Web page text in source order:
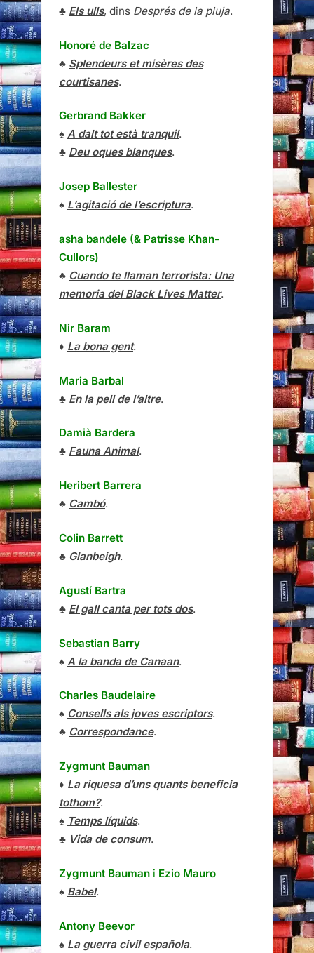
♣ Els ulls, dins Després de la pluja.
Honoré de Balzac
♣ Splendeurs et misères des
courtisanes.
Gerbrand Bakker
♠ A dalt tot està tranquil.
♣ Deu oques blanques.
Josep Ballester
♠ L’agitació de l’escriptura.
asha bandele (& Patrisse Khan-
Cullors)
♣ Cuando te llaman terrorista: Una
memoria del Black Lives Matter.
Nir Baram
♦ La bona gent.
Maria Barbal
♣ En la pell de l’altre.
Damià Bardera
♣ Fauna Animal.
Heribert Barrera
♣ Cambó.
Colin Barrett
♣ Glanbeigh.
Agustí Bartra
♣ El gall canta per tots dos.
Sebastian Barry
♠ A la banda de Canaan.
Charles Baudelaire
♠ Consells als joves escriptors.
♣ Correspondance.
Zygmunt Bauman
♦ La riquesa d’uns quants beneficia
tothom?.
♠ Temps líquids.
♣ Vida de consum.
Zygmunt Bauman i Ezio Mauro
♠ Babel.
Antony Beevor
♠ La guerra civil española.